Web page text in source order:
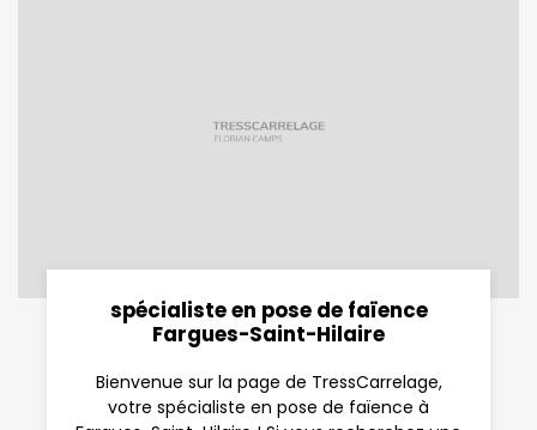
spécialiste en pose de faïence
Fargues-Saint-Hilaire
Bienvenue sur la page de TressCarrelage,
votre spécialiste en pose de faïence à